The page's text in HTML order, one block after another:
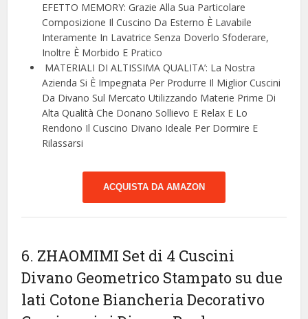
EFETTO MEMORY: Grazie Alla Sua Particolare
Composizione Il Cuscino Da Esterno È Lavabile
Interamente In Lavatrice Senza Doverlo Sfoderare,
Inoltre È Morbido E Pratico
️ MATERIALI DI ALTISSIMA QUALITA’: La Nostra
Azienda Si È Impegnata Per Produrre Il Miglior Cuscini
Da Divano Sul Mercato Utilizzando Materie Prime Di
Alta Qualità Che Donano Sollievo E Relax E Lo
Rendono Il Cuscino Divano Ideale Per Dormire E
Rilassarsi
ACQUISTA DA AMAZON
6. ZHAOMIMI Set di 4 Cuscini
Divano Geometrico Stampato su due
lati Cotone Biancheria Decorativo